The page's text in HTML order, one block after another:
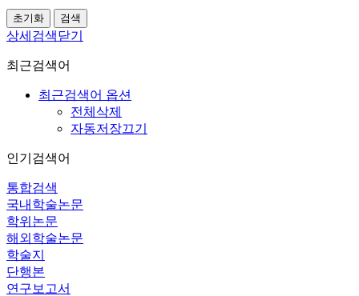
상세검색닫기
최근검색어
최근검색어 옵션
전체삭제
자동저장끄기
인기검색어
통합검색
국내학술논문
학위논문
해외학술논문
학술지
단행본
연구보고서